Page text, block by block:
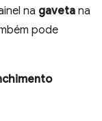
na gaveta na
pode